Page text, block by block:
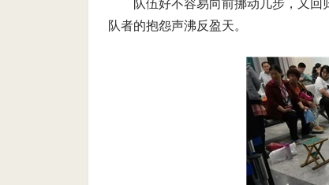
队伍好不容易向前挪动几步，又
队者的抱怨声沸反盈天。